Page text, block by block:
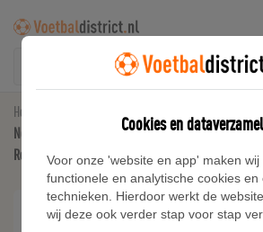
Home
Noorwegen 2026 Stadium Thuis Nike Dri-FIT replica
Rood
Cookies en
Voor onze 'website en app' maken wij
functionele en analytische cookies en
technieken. Hierdoor werkt de
wij deze ook verder stap voor stap